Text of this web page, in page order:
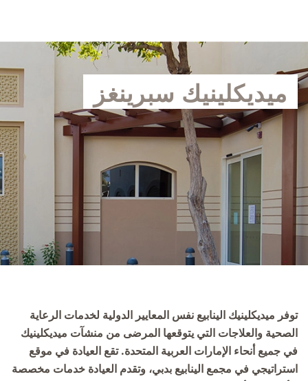
ميديكلينيك سبرينغز
توفر ميديكلينيك الينابيع نفس المعايير الدولية لخدمات الرعاية
الصحية والعلاجات التي يتوقعها المرضى من منشآت ميديكلينيك
في جميع أنحاء الإمارات العربية المتحدة. تقع العيادة في موقع
استراتيجي في مجمع الينابيع بدبي، وتقدم العيادة خدمات مخصصة